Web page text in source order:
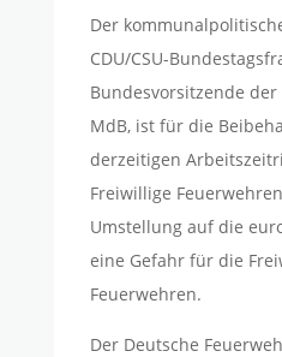
Der
CDU/CSU-
Bundesvorsitzende der
MdB, ist für die
derzeitigen
Freiwillige
Umstellung auf die
eine Gefahr für die
Feuerwehren.
Der Deutsche